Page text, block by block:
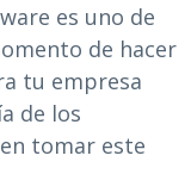
es uno de
de hacer
tu empresa
de los
tomar este